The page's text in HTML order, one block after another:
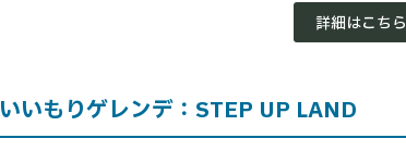
詳細はこちら
いいもりゲレンデ：STEP UP LAND